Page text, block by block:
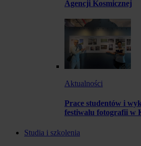
Agencji Kosmicznej
Aktualności
Prace studentów i
festiwalu fotografii w
Studia i szkolenia